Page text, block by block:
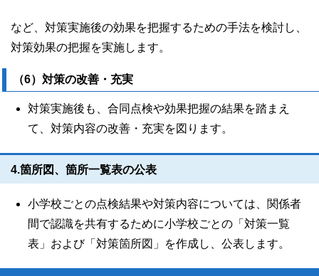
など、対策実施後の効果を把握するための手法を検討し、
対策効果の把握を実施します。
（6）対策の改善・充実
対策実施後も、合同点検や効果把握の結果を踏まえ
て、対策内容の改善・充実を図ります。
4.箇所図、箇所一覧表の公表
小学校ごとの点検結果や対策内容については、関係者
間で認識を共有するために小学校ごとの「対策一覧
表」および「対策箇所図」を作成し、公表します。